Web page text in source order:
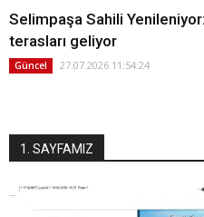
Selimpaşa Sahili
terasları geliyor
Güncel 27.07.2026 11:54:24
1. SAYFAMIZ